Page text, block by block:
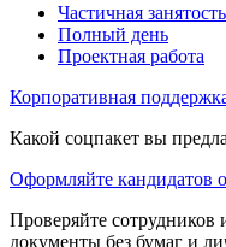
Частичная занятость
Полный день
Проектная работа
Корпоративная
Какой соцпакет вы
Оформляйте кандидатов
Проверяйте
документы без бумаг и